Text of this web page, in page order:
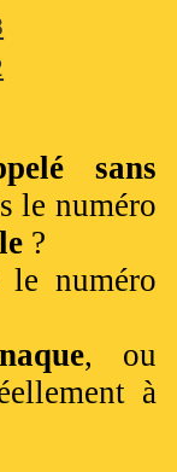
sans
le numéro
?
le numéro
, ou
à